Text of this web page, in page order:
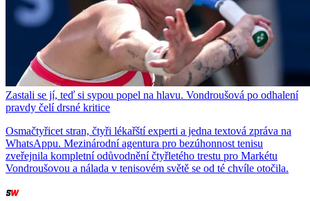
Zastali se jí, teď si sypou popel na hlavu. Vondroušová po odhalení
pravdy čelí drsné kritice
Osmačtyřicet stran, čtyři lékařští experti a jedna textová zpráva na
WhatsAppu. Mezinárodní agentura pro bezúhonnost tenisu
zveřejnila kompletní odůvodnění čtyřletého trestu pro Markétu
Vondroušovou a nálada v tenisovém světě se od té chvíle otočila.